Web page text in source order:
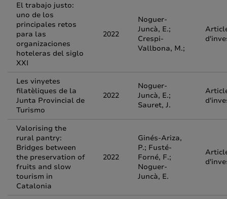
El trabajo justo:
uno de los
principales retos
para las
organizaciones
hoteleras del siglo
XXI
2022
Noguer-
Juncà, E.;
Crespi-
Vallbona, M.;
Les vinyetes
filatèliques de la
Junta Provincial de
Turismo
2022
Noguer-
Juncà, E.;
Sauret, J.
Valorising the
rural pantry:
Bridges between
the preservation of
fruits and slow
tourism in
Catalonia
2022
Ginés-Ariza,
P.; Fusté-
Forné, F.;
Noguer-
Juncà, E.